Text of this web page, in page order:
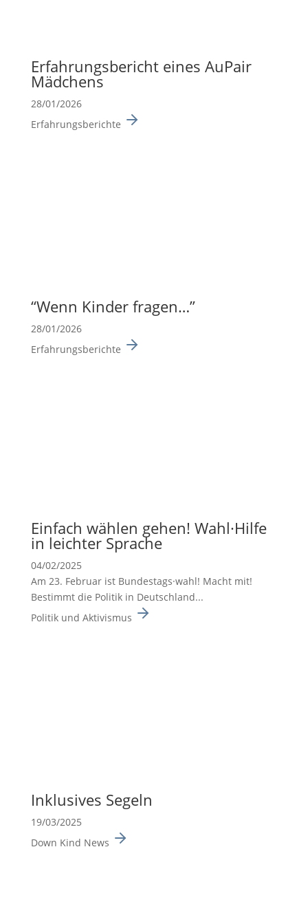
Erfah­rungs­be­richt eines AuPair
Mädchens
28/01/2026
Erfahrungsberichte
“Wenn Kinder fragen…”
28/01/2026
Erfahrungsberichte
Einfach wählen gehen! Wahl·Hilfe
in leichter Sprache
04/02/2025
Am 23. Februar ist Bundes­tags·wahl! Macht mit!
Bestimmt die Politik in Deutsch­land...
Politik und Aktivismus
Inklu­sives Segeln
19/03/2025
Down Kind News